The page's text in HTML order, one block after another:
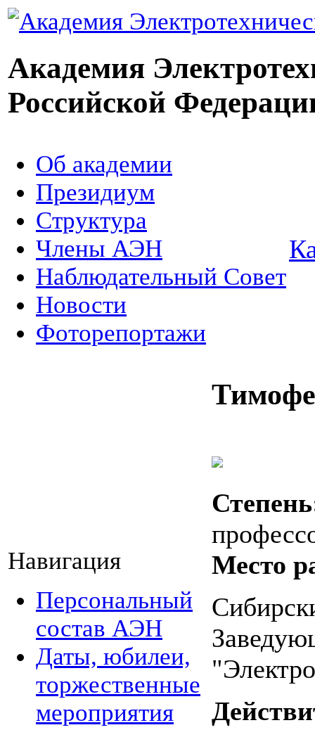
Академия
Российской
Об академии
Президиум
Структура
Члены АЭН
Наблюдательный Совет
Новости
Фоторепортажи
Навигация
Персональный
состав АЭН
Даты, юбилеи,
торжественные
мероприятия
Место